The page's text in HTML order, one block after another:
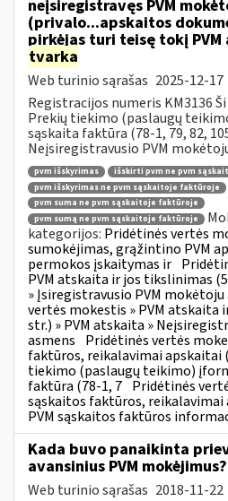
neįsiregistravęs PVM
(privalo...apskaitos
pirkėjas turi teisę tokį
tvarka
Web turinio sąrašas 2025-12-17
Registracijos numeris KM3136
Prekių tiekimo (paslaugų
sąskaita faktūra (78-1, 79, 82,
Neįsiregistravusio PVM
pvm išskyrimas
išskirti pvm ne pvm
pvm išskyrimas ne pvm sąskaitoje faktūroje
pvm suma ne pvm sąskaitoje faktūroje
pvm sumą ne pvm sąskaitoje faktūroje
kategorijos: Pridėtinės vertės
sumokėjimas, grąžintino PVM
permokos įskaitymas ir
PVM atskaita ir jos tikslinimas
» Įsiregistravusio PVM mokėtoju
vertės mokestis » PVM atskaita
str.) » PVM atskaita »
asmens Pridėtinės vertės
faktūros, reikalavimai apskaitai
tiekimo (paslaugų teikimo)
faktūra (78-1, 7 Pridėtinės
sąskaitos faktūros, reikalavimai
PVM sąskaitos faktūros
Kada buvo panaikinta
avansinius PVM mokėjimus?
Web turinio sąrašas 2018-11-22